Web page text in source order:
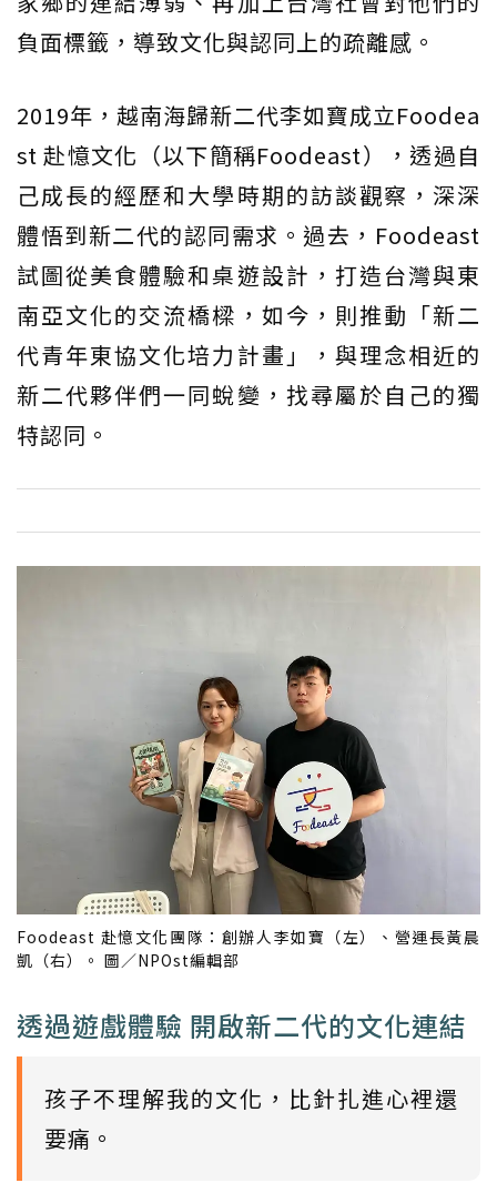
負面標籤，導致文化與認同上的疏離感。
2019年，越南海歸新二代李如寶成立Foodea
st 赴憶文化（以下簡稱Foodeast），透過自
己成長的經歷和大學時期的訪談觀察，深深
體悟到新二代的認同需求。過去，Foodeast
試圖從美食體驗和桌遊設計，打造台灣與東
南亞文化的交流橋樑，如今，則推動「新二
代青年東協文化培力計畫」，與理念相近的
新二代夥伴們一同蛻變，找尋屬於自己的獨
特認同。
Foodeast 赴憶文化團隊：創辦人李如寶（左）、營運長黃晨
凱（右）。 圖／NPOst編輯部
透過遊戲體驗 開啟新二代的文化連結
孩子不理解我的文化，比針扎進心裡還
要痛。